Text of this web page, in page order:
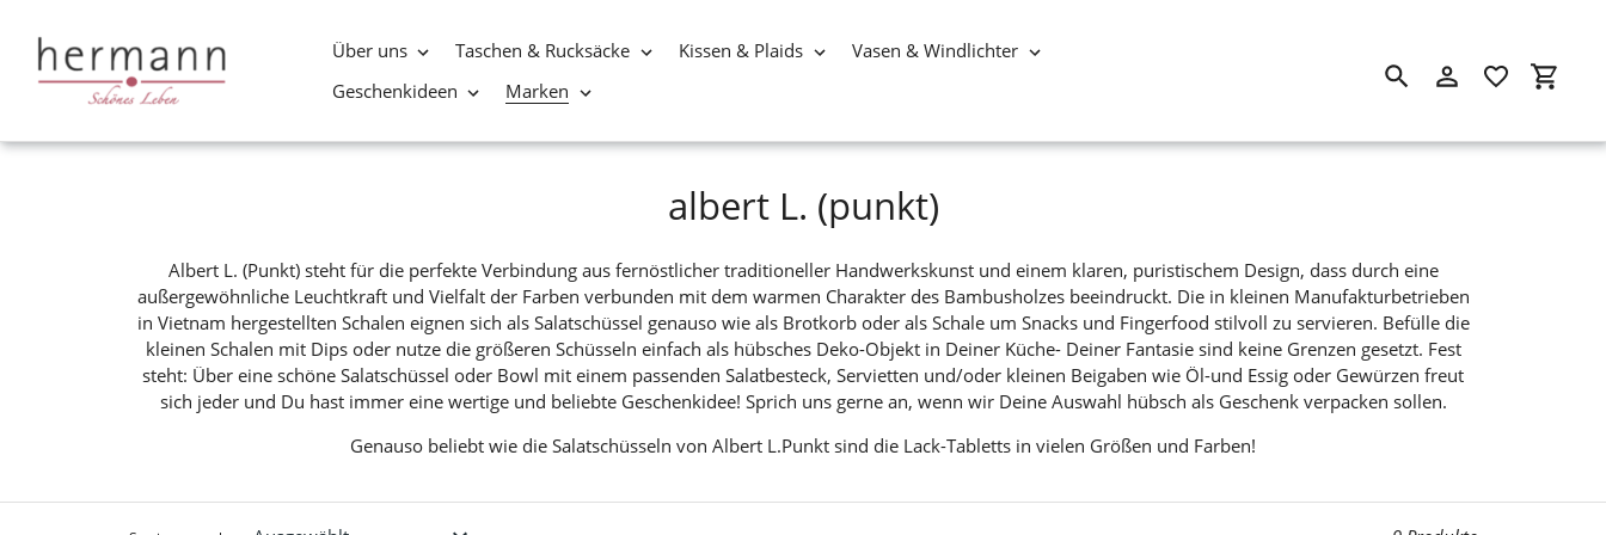
Direkt
Über uns Taschen & Rucksäcke Kissen & Plaids
Vasen & Windlichter
Geschenkideen
Marken SuchenEinloggen
S
m
m
l
u
n
g
albert L. (punkt)
Albert L. (Punkt) steht für die perfekte Verbindung aus fernöstlicher traditioneller Handwerkskunst und einem klaren, puristischem Design, dass durch eine
außergewöhnliche Leuchtkraft und Vielfalt der Farben verbunden mit dem warmen Charakter des Bambusholzes beeindruckt. Die in kleinen Manufakturbetrieben
in Vietnam hergestellten Schalen eignen sich als Salatschüssel genauso wie als Brotkorb oder als Schale um Snacks und Fingerfood stilvoll zu servieren. Befülle die
kleinen Schalen mit Dips oder nutze die größeren Schüsseln einfach als hübsches Deko-Objekt in Deiner Küche- Deiner Fantasie sind keine Grenzen gesetzt. Fest
steht: Über eine schöne Salatschüssel oder Bowl mit einem passenden Salatbesteck, Servietten und/oder kleinen Beigaben wie Öl-und Essig oder Gewürzen freut
sich jeder und Du hast immer eine wertige und beliebte Geschenkidee! Sprich uns gerne an, wenn wir Deine Auswahl hübsch als Geschenk verpacken sollen.
Genauso beliebt wie die Salatschüsseln von Albert L.Punkt sind die Lack-Tabletts in vielen Größen und Farben!